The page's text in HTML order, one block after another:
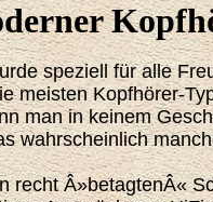
speziell für alle
meisten Kopfhörer-
man in keinem
wahrscheinlich
recht Â»betagtenÂ«